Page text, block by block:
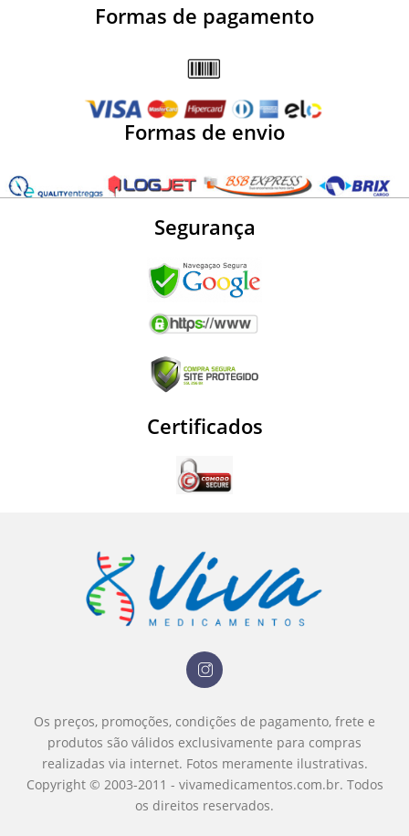
Formas de pagamento
Formas de envio
Segurança
Certificados
Os preços, promoções, condições de pagamento, frete e
produtos são válidos exclusivamente para compras
realizadas via internet. Fotos meramente ilustrativas.
Copyright © 2003-2011 - vivamedicamentos.com.br. Todos
os direitos reservados.